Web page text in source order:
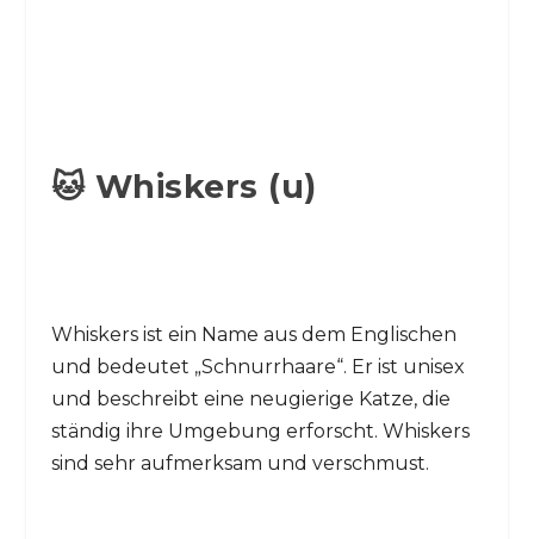
🐱 Whiskers (u)
Whiskers ist ein Name aus dem Englischen
und bedeutet „Schnurrhaare“. Er ist unisex
und beschreibt eine neugierige Katze, die
ständig ihre Umgebung erforscht. Whiskers
sind sehr aufmerksam und verschmust.